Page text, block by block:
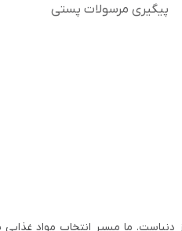
پیگیری مرسولات پستی
ما مسیر انتخاب مواد غذایی